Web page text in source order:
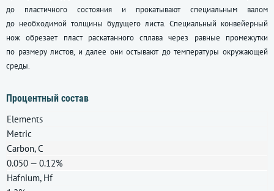
до пластичного состояния и прокатывают специальным валом
до необходимой толщины будущего листа. Специальный конвейерный
нож обрезает пласт раскатанного сплава через равные промежутки
по размеру листов, и далее они остывают до температуры окружающей
среды.
Процентный состав
Elements
Metric
Carbon, C
0.050 — 0.12%
Hafnium, Hf